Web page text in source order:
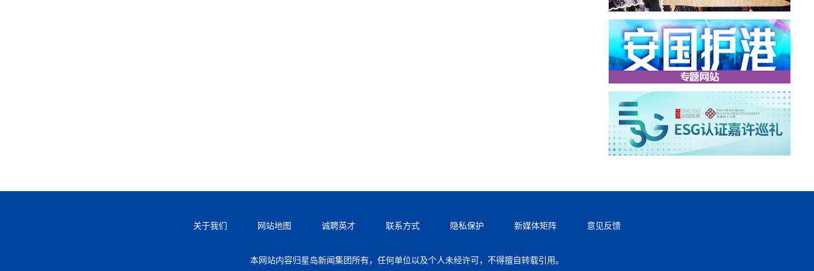
关于我们 网站地图 诚聘英才 联系方式 隐私保护 新媒体矩阵 意见反馈
本网站内容归星岛新闻集团所有，任何单位以及个人未经许可，不得擅自转载引用。